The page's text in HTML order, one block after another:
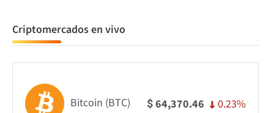
Criptomercados en vivo
Bitcoin (BTC) $64,370.46 0.23%